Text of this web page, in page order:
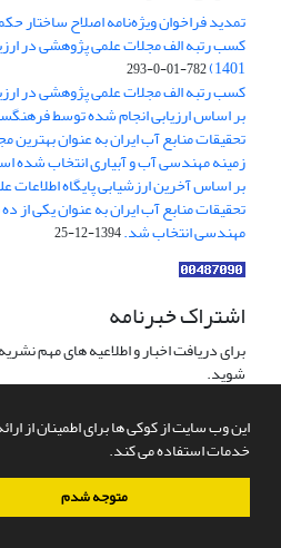
این وب سایت از کوکی ها برای اطمینان از
خدمات استفاده می کند.
متوجه شدم
تمدید فراخوان ویژه‌نامه اصلاح ساختار
1401)
782-01-0-293
کسب رتبه الف مجلات علمی پژوهشی در ارزیابی
تحقیقات منابع آب ایران به عنوان
زمینه مهندسی آب و آبیاری انتخاب شده
بر اساس آخرین ارزشیابی پایگاه اطلاعات
تحقیقات منابع آب ایران به عنوان یکی از
مهندسی انتخاب شد.1394-12-25
اشتراک خبرنامه
برای دریافت اخبار و اطلاعیه های مهم
شوید.
سامانه مدیریت نشریات علمی.طراحی و